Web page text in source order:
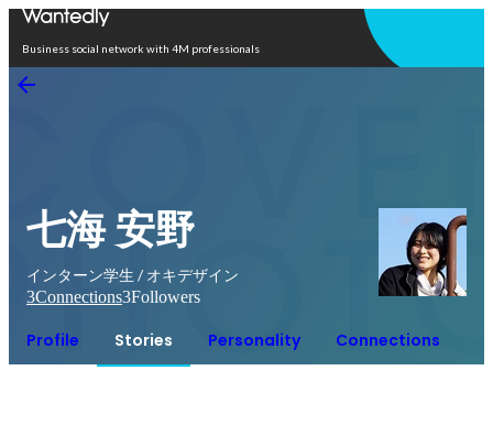
Business social network with 4M professionals
七海 安野
インターン学生 / オキデザイン
3Connections3Followers
Profile Stories Personality Connections